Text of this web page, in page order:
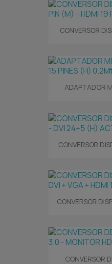
CONVERSOR
ADAPTADOR
CONVERSOR
CONVERSOR
CONVERSOR